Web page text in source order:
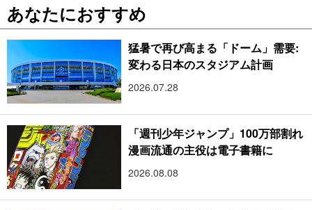
あなたにおすすめ
猛暑で再び高まる「ドーム」需要:
変わる日本のスタジアム計画
2026.07.28
「週刊少年ジャンプ」100万部割れ
漫画流通の主役は電子書籍に
2026.08.08